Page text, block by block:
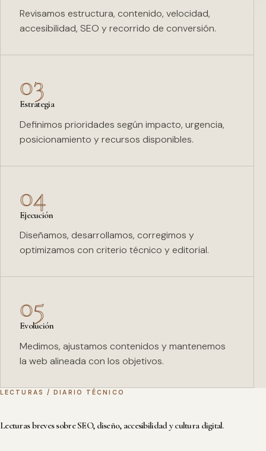
Revisamos estructura, contenido, velocidad,
accesibilidad, SEO y recorrido de conversión.
03
Estrategia
Definimos prioridades según impacto, urgencia,
posicionamiento y recursos disponibles.
04
Ejecución
Diseñamos, desarrollamos, corregimos y
optimizamos con criterio técnico y editorial.
05
Evolución
Medimos, ajustamos contenidos y mantenemos
la web alineada con los objetivos.
LECTURAS / DIARIO TÉCNICO
Lecturas breves sobre SEO, diseño, accesibilidad y cultura digital.